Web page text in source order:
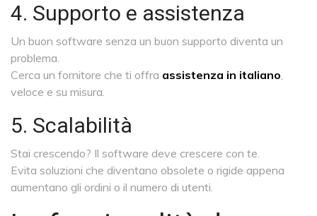
4. Supporto e assistenza
Un buon software senza un buon supporto diventa un
problema.
Cerca un fornitore che ti offra assistenza in italiano,
veloce e su misura.
5. Scalabilità
Stai crescendo? Il software deve crescere con te.
Evita soluzioni che diventano obsolete o rigide appena
aumentano gli ordini o il numero di utenti.